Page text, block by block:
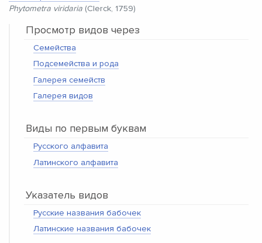
Phytometra viridaria (Clerck, 1759)
Просмотр видов через
Семейства
Подсемейства и рода
Галерея семейств
Галерея видов
Виды по первым буквам
Русского алфавита
Латинского алфавита
Указатель видов
Русские названия бабочек
Латинские названия бабочек